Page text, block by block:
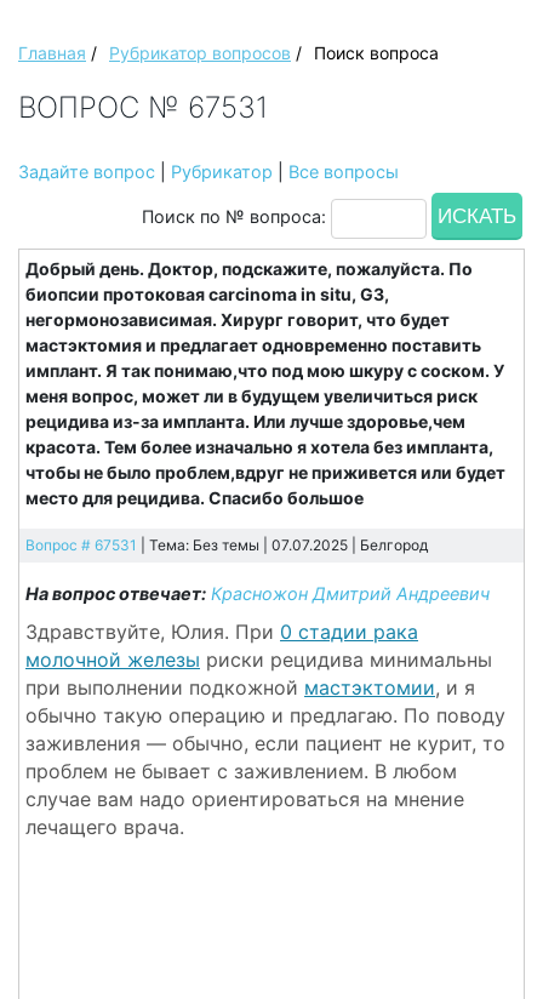
Главная / Рубрикатор вопросов / Поиск вопроса
ВОПРОС № 67531
Задайте вопрос Рубрикатор Все вопросы
Поиск по № вопроса:
Добрый день. Доктор, подскажите, пожалуйста. По
биопсии протоковая carcinoma in situ, G3,
негормонозависимая. Хирург говорит, что будет
мастэктомия и предлагает одновременно поставить
имплант. Я так понимаю,что под мою шкуру с соском. У
меня вопрос, может ли в будущем увеличиться риск
рецидива из-за импланта. Или лучше здоровье,чем
красота. Тем более изначально я хотела без импланта,
чтобы не было проблем,вдруг не приживется или будет
место для рецидива. Спасибо большое
Вопрос # 67531 | Тема: Без темы | 07.07.2025 | Белгород
На вопрос отвечает: Красножон Дмитрий Андреевич
Здравствуйте, Юлия. При 0 стадии рака
молочной железы риски рецидива минимальны
при выполнении подкожной мастэктомии, и я
обычно такую операцию и предлагаю. По поводу
заживления — обычно, если пациент не курит, то
проблем не бывает с заживлением. В любом
случае вам надо ориентироваться на мнение
лечащего врача.